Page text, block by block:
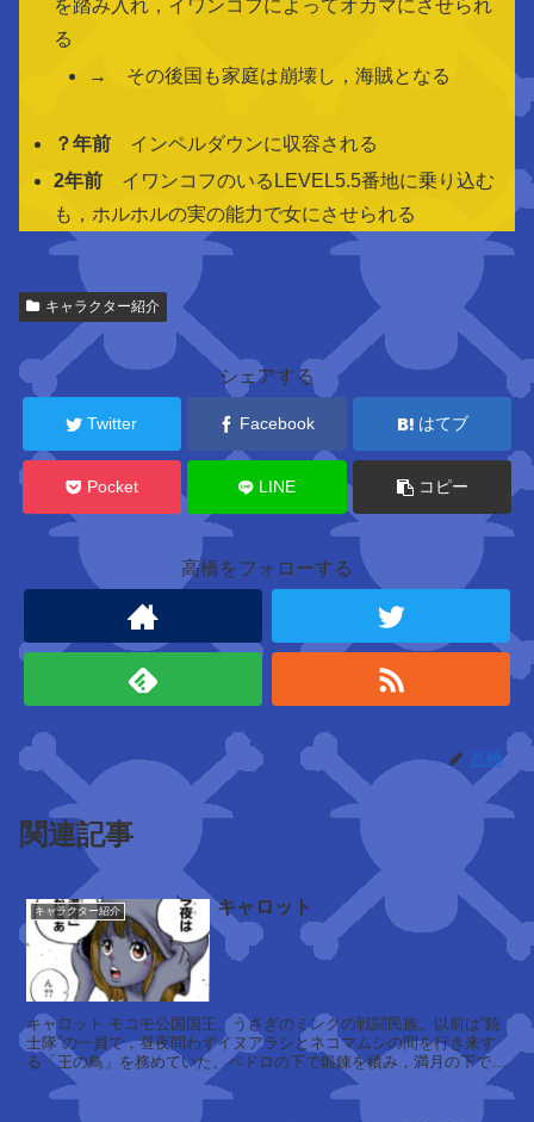
を踏み入れ，イワンコフによってオカマにさせられ
る
→ その後国も家庭は崩壊し，海賊となる
？年前 インペルダウンに収容される
2年前 イワンコフのいるLEVEL5.5番地に乗り込む
も，ホルホルの実の能力で女にさせられる
関
連
ャ
ラ
ー
新
類
エ
ン
リ
オ
ワ
ン
フ
キャラクター紹介
シェアする
Twitter Facebook はてブ
Pocket LINE コピー
高橋をフォローする
高橋
関連記事
キャラクター紹介 キャロット
キャロット モコモ公国国王。うさぎのミンクの戦闘民族。以前は”銃
士隊”の一員で，昼夜問わずイヌアラシとネコマムシの間を行き来す
る「王の鳥」を務めていた。ペドロの下で鍛錬を積み，満月の下でさ
らなる力を呼び起こす”月の獅...